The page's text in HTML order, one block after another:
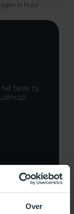
Over
in huis!
beste bij